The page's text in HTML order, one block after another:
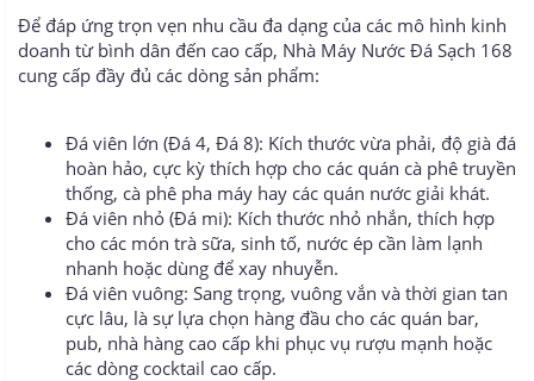
Để đáp ứng trọn vẹn nhu cầu đa dạng của các mô hình kinh
doanh từ bình dân đến cao cấp, Nhà Máy Nước Đá Sạch 168
cung cấp đầy đủ các dòng sản phẩm:
Đá viên lớn (Đá 4, Đá 8): Kích thước vừa phải, độ già đá
hoàn hảo, cực kỳ thích hợp cho các quán cà phê truyền
thống, cà phê pha máy hay các quán nước giải khát.
Đá viên nhỏ (Đá mi): Kích thước nhỏ nhắn, thích hợp
cho các món trà sữa, sinh tố, nước ép cần làm lạnh
nhanh hoặc dùng để xay nhuyễn.
Đá viên vuông: Sang trọng, vuông vắn và thời gian tan
cực lâu, là sự lựa chọn hàng đầu cho các quán bar,
pub, nhà hàng cao cấp khi phục vụ rượu mạnh hoặc
các dòng cocktail cao cấp.